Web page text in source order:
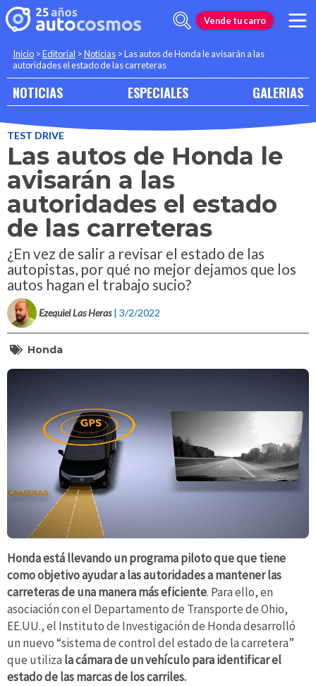
Vende tu carro
Inicio >Editorial >Noticias >Las autos de Honda le avisarán a las
autoridades el estado de las carreteras
NOTICIAS ESPECIALES GALERIAS
TEST DRIVE
Las autos de Honda le
avisarán a las
autoridades el estado
de las carreteras
¿En vez de salir a revisar el estado de las
autopistas, por qué no mejor dejamos que los
autos hagan el trabajo sucio?
Ezequiel Las Heras | 3/2/2022
Honda
Honda está llevando un programa piloto que que tiene
como objetivo ayudar a las autoridades a mantener las
carreteras de una manera más eficiente. Para ello, en
asociación con el Departamento de Transporte de Ohio,
EE.UU., el Instituto de Investigación de Honda desarrolló
un nuevo “sistema de control del estado de la carretera”
que utiliza la cámara de un vehículo para identificar el
estado de las marcas de los carriles.